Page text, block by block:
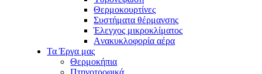
Θερμοκουρτίνες
Συστήματα θέρμανσης
Έλεγχος μικροκλίματος
Aνακυκλοφορία αέρα
Τα Έργα μας
Θερμοκήπια
Πτηνοτροφικά